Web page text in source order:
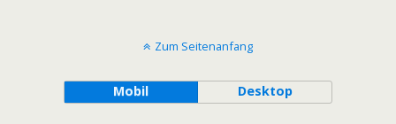
Zum Seitenanfang
Mobil Desktop